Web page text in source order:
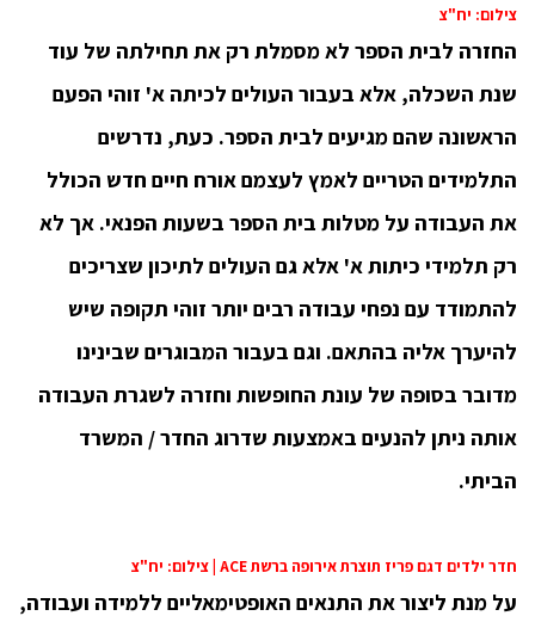
צילום: יח"צ
החזרה לבית הספר לא מסמלת רק את תחילתה של עוד
שנת השכלה, אלא בעבור העולים לכיתה א' זוהי הפעם
הראשונה שהם מגיעים לבית הספר. כעת, נדרשים
התלמידים הטריים לאמץ לעצמם אורח חיים חדש הכולל
את העבודה על מטלות בית הספר בשעות הפנאי. אך לא
רק תלמידי כיתות א' אלא גם העולים לתיכון שצריכים
להתמודד עם נפחי עבודה רבים יותר זוהי תקופה שיש
להיערך אליה בהתאם. וגם בעבור המבוגרים שבינינו
מדובר בסופה של עונת החופשות וחזרה לשגרת העבודה
אותה ניתן להנעים באמצעות שדרוג החדר / המשרד
הביתי.
חדר ילדים דגם פריז תוצרת אירופה ברשת ACE | צילום: יח"צ
על מנת ליצור את התנאים האופטימאליים ללמידה ועבודה,